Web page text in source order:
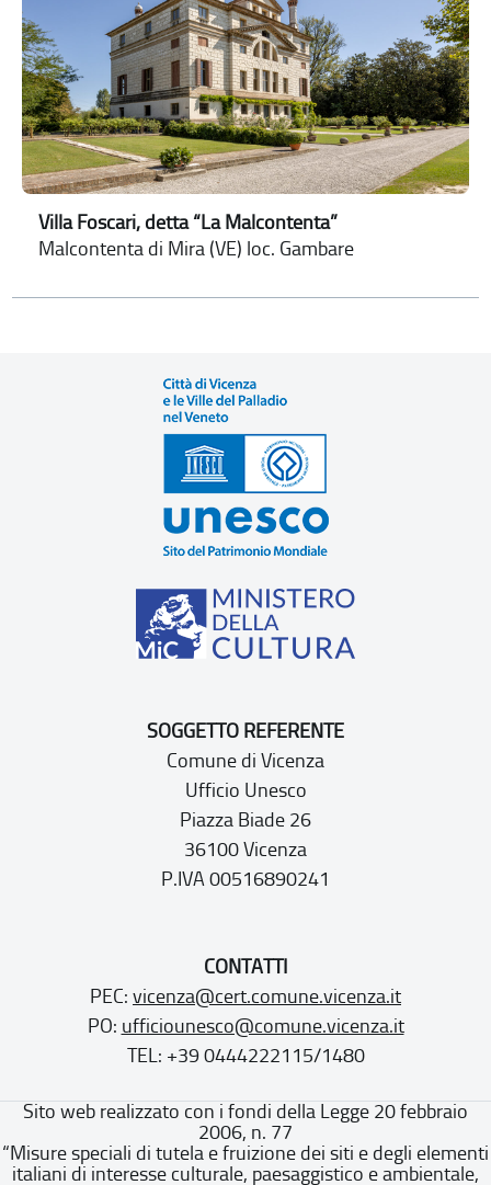
Villa Foscari, detta “La Malcontenta”
Malcontenta di Mira (VE) loc. Gambare
SOGGETTO REFERENTE
Comune di Vicenza
Ufficio Unesco
Piazza Biade 26
36100 Vicenza
P.IVA 00516890241
CONTATTI
PEC: vicenza@cert.comune.vicenza.it
PO: ufficiounesco@comune.vicenza.it
TEL: +39 0444222115/1480
Sito web realizzato con i fondi della Legge 20 febbraio
2006, n. 77
“Misure speciali di tutela e fruizione dei siti e degli elementi
italiani di interesse culturale, paesaggistico e ambientale,